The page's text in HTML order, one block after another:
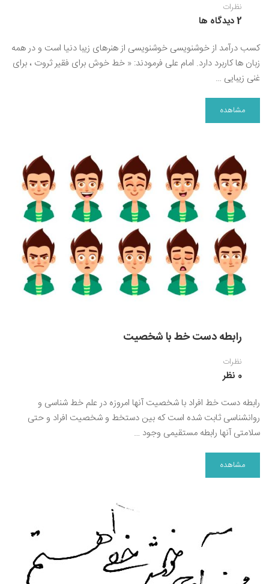
نظرات
2 دیدگاه ها
کسب درآمد از خوشنویسی خوشنویسی از هنرهای زیبا دنیا است و در همه
زبان ها کاربرد دارد. امام علی فرمودند: « خط خوش برای فقیر ثروت ، برای
غنی زیبایی …
مشاهده
رابطه دست خط با شخصیت
نظرات
0 نظر
رابطه دست خط افراد با شخصیت آنها امروزه در علم خط شناسی و
روانشناسی ثابت شده است که بین دستخط و شخصیت افراد و حتی
سلامتی آنها رابطه مستقیمی وجود …
مشاهده